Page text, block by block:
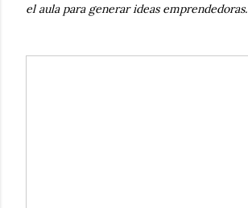
el aula para generar ideas emprendedoras.